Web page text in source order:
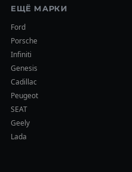
ЕЩЁ МАРКИ
Ford
Porsche
Infiniti
Genesis
Cadillac
Peugeot
SEAT
Geely
Lada